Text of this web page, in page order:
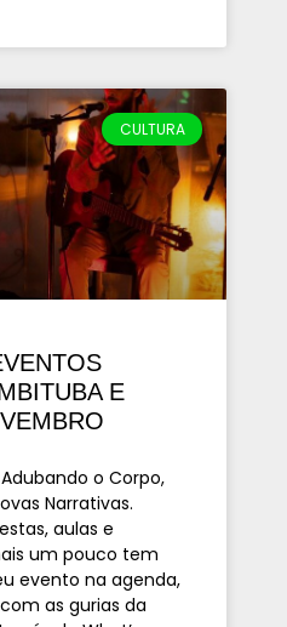
CULTURA
E
o Corpo,
Narrativas.
aulas e
um pouco tem
evento na agenda,
as gurias da